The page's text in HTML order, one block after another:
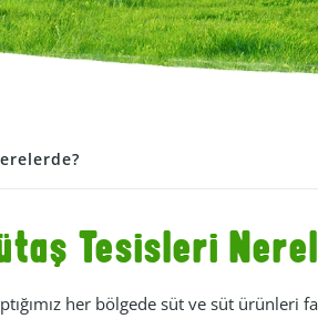
Tesisleri
her bölgede süt ve süt ürünleri